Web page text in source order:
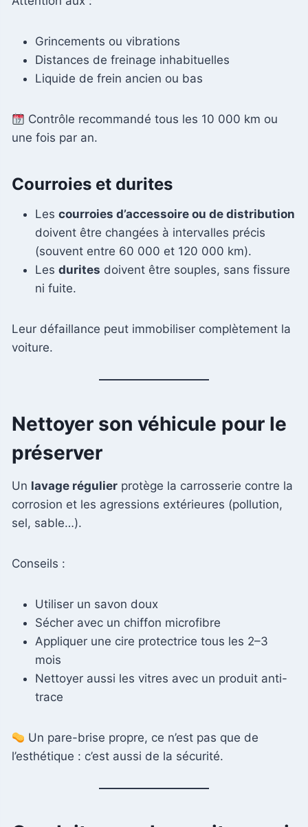
Grincements ou vibrations
Distances de freinage inhabituelles
Liquide de frein ancien ou bas
Contrôle recommandé tous les 10 000 km ou
une fois par an.
Courroies et durites
Les courroies d’accessoire ou de distribution
doivent être changées à intervalles précis
(souvent entre 60 000 et 120 000 km).
Les durites doivent être souples, sans fissure
ni fuite.
Leur défaillance peut immobiliser complètement la
voiture.
Nettoyer son véhicule pour le
préserver
Un lavage régulier protège la carrosserie contre la
corrosion et les agressions extérieures (pollution,
sel, sable…).
Conseils :
Utiliser un savon doux
Sécher avec un chiffon microfibre
Appliquer une cire protectrice tous les 2–3
mois
Nettoyer aussi les vitres avec un produit anti-
trace
Un pare-brise propre, ce n’est pas que de
l’esthétique : c’est aussi de la sécurité.